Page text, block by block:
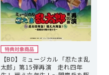
【BD】ミュージカル「忍たま乱
太郎」第15弾再演 走れ四年